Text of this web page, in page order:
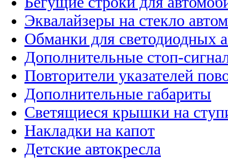
Эквалайзеры на стекло
Обманки для светодиодных
Дополнительные стоп-
Повторители указателей
Дополнительные габариты
Светящиеся крышки на
Накладки на капот
Детские автокресла